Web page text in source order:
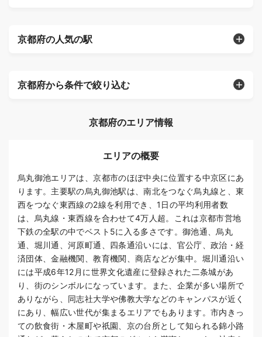
京都府の人気の駅
京都府から条件で絞り込む
京都府のエリア情報
エリアの概要
烏丸御池エリアは、京都市のほぼ中央に位置する中京区にあ
ります。主要駅の烏丸御池駅は、南北をつなぐ烏丸線と、東
西をつなぐ東西線の2線を利用でき、1日の平均利用者数
は、烏丸線・東西線を合わせて4万人超。これは京都市営地
下鉄の全駅の中でベスト5に入る多さです。御池通、烏丸
通、堀川通、河原町通、四条通沿いには、官公庁、政治・経
済団体、金融機関、教育機関、商店などが集中。堀川通沿い
には平成6年12月に世界文化遺産に登録された二条城があ
り、街のシンボルになっています。また、企業が多い場所で
ありながら、同志社大学や佛教大学などのキャンパスが近く
にあり、幅広い世代が集まるエリアでもあります。市内きっ
ての飲食街・木屋町や祇園、京の台所として知られる錦小路